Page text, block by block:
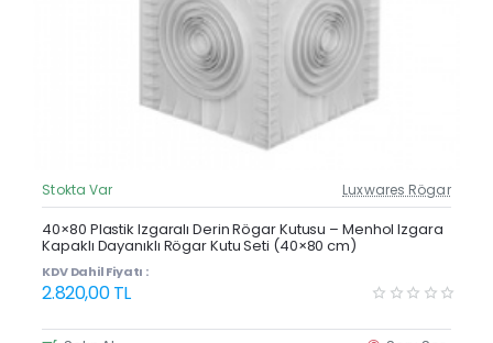
Güncel Fiyat
Yeni Ürün
Stokta Var Luxwares Rögar
40×80 Plastik Izgaralı Derin Rögar Kutusu – Menhol Izgara
Kapaklı Dayanıklı Rögar Kutu Seti (40×80 cm)
KDV Dahil Fiyatı :
2.820,00 TL